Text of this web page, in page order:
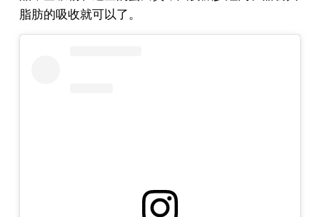
脂肪的吸收就可以了。